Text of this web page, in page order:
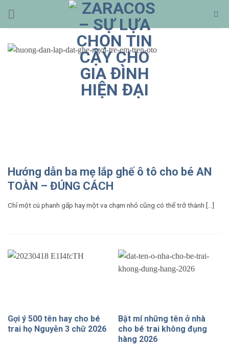
qua
nội
dung
Hướng dẫn ba mẹ lắp ghế ô tô cho bé AN
TOÀN – ĐÚNG CÁCH
Chỉ một cú phanh gấp hay một va chạm nhỏ cũng có thể trở thành [...]
Gợi ý 500 tên hay cho bé
trai họ Nguyễn 3 chữ 2026
Bật mí những tên ở nhà
cho bé trai không đụng
hàng 2026